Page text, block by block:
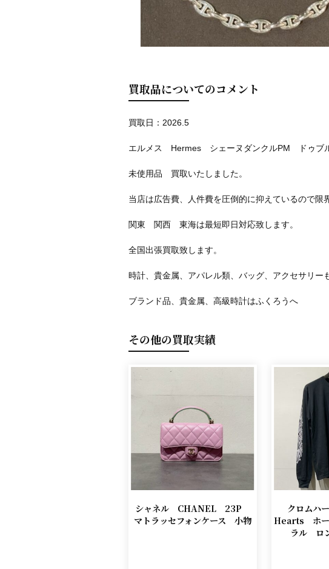
買取品についてのコメント
買取日：2026.5
エルメス Hermes シェーヌダンクルPM ドゥ
未使用品 買取いたしました。
当店は広告費、人件費を圧倒的に抑えているので限
関東 関西 東海は最短即日対応致します。
全国出張買取致します。
時計、貴金属、アパレル類、バッグ、アクセサリー
ブランド品、貴金属、高級時計はふくろうへ
その他の買取実績
シャネル CHANEL 23P
マトラッセフォンケース 小物
クロム
Hearts ホー
ラル ロ